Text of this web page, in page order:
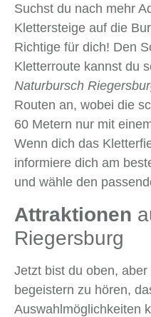
Suchst du nach mehr
Klettersteige auf die
Richtige für dich! Den
Kletterroute kannst du
Naturbursch
Routen an, wobei die
60 Metern nur mit
Wenn dich das
informiere dich am
und wähle den
Attraktionen
Riegersburg
Jetzt bist du oben,
begeistern zu hören,
Auswahlmöglichkeiten